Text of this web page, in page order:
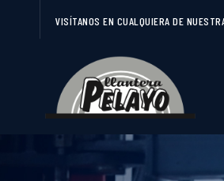
VISÍTANOS EN CUALQUIERA DE